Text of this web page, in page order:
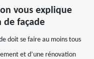
vous explique
de façade
doit se faire au moins tous
et d’une rénovation